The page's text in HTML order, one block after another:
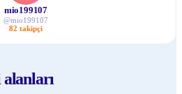
mio199107
@mio199107
82 takipçi